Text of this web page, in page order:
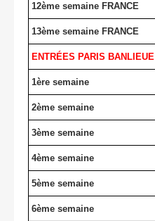
12ème semaine FRANCE
13ème semaine FRANCE
ENTRÉES PARIS BANLIEUE
1ère semaine
2ème semaine
3ème semaine
4ème semaine
5ème semaine
6ème semaine